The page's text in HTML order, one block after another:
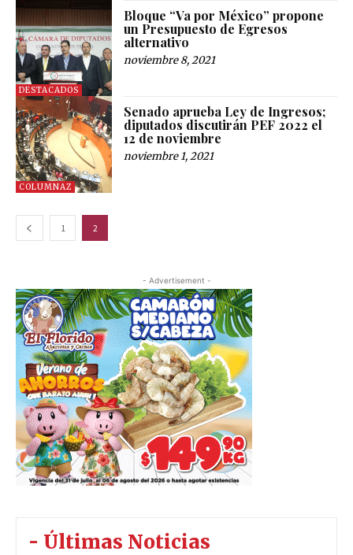
DESTACADOS
Bloque “Va por México” propone
un Presupuesto de Egresos
alternativo
noviembre 8, 2021
COLUMNAZ
Senado aprueba Ley de Ingresos;
diputados discutirán PEF 2022 el
12 de noviembre
noviembre 1, 2021
1 2
- Advertisement -
- Últimas Noticias